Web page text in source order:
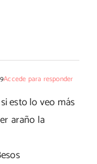
Accede para responder
esto lo veo más
araño la